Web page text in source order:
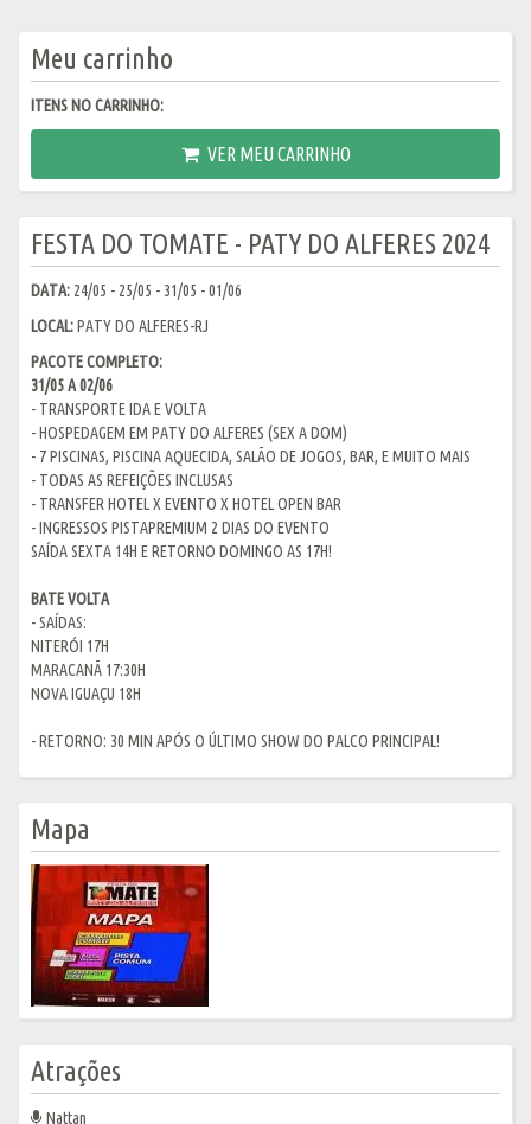
Meu carrinho
ITENS NO CARRINHO:
VER MEU CARRINHO
FESTA DO TOMATE - PATY DO ALFERES 2024
DATA: 24/05 - 25/05 - 31/05 - 01/06
LOCAL:PATY DO ALFERES-RJ
PACOTE COMPLETO:
31/05 A 02/06
- TRANSPORTE IDA E VOLTA
- HOSPEDAGEM EM PATY DO ALFERES (SEX A DOM)
- 7 PISCINAS, PISCINA AQUECIDA, SALÃO DE JOGOS, BAR, E MUITO MAIS
- TODAS AS REFEIÇÕES INCLUSAS
- TRANSFER HOTEL X EVENTO X HOTEL OPEN BAR
- INGRESSOS PISTAPREMIUM 2 DIAS DO EVENTO
SAÍDA SEXTA 14H E RETORNO DOMINGO AS 17H!
BATE VOLTA
- SAÍDAS:
NITERÓI 17H
MARACANÃ 17:30H
NOVA IGUAÇU 18H
- RETORNO: 30 MIN APÓS O ÚLTIMO SHOW DO PALCO PRINCIPAL!
Mapa
Atrações
Nattan